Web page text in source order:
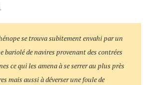
se trouva subitement envahi par un
bariolé de navires provenant des contrées
ce qui les amena à se serrer au plus près
mais aussi à déverser une foule de